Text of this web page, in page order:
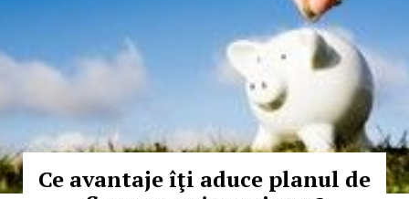
Ce avantaje îţi aduce planul de